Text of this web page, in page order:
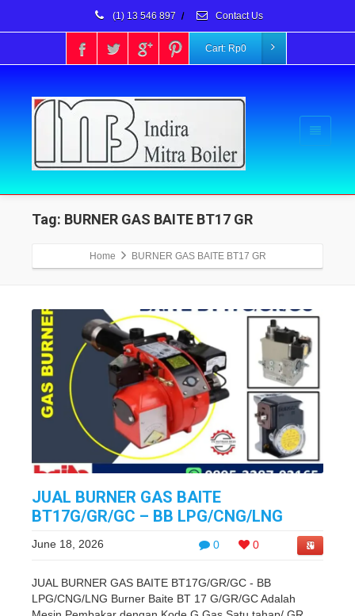
(1) 13 546 897 / Contact Us
Cart: Rp0
Tag: BURNER GAS BAITE BT17 GR
Home BURNER GAS BAITE BT17 GR
JUAL BURNER GAS BAITE
BT17G/GR/GC – BB LPG/CNG/LNG
0 0
June 18, 2026
JUAL BURNER GAS BAITE BT17G/GR/GC - BB
LPG/CNG/LNG Burner Baite BT 17 G/GR/GC Adalah